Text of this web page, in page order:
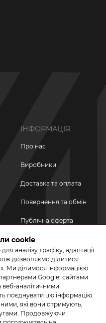
ІНФОРМАЦІЯ
Про нас
Виробники
Доставка та оплата
Повернення та обмін
Публічна оферта
Політика
конфіденційності
У СОЦМЕРЕЖАХ
cookie
аналізу трафіку, адаптації
дозволяємо ділитися
Ми ділимося інформацією
Google: сайтами
аналітичними
поєднувати цю інформацію
які вони отримують,
Продовжуючи